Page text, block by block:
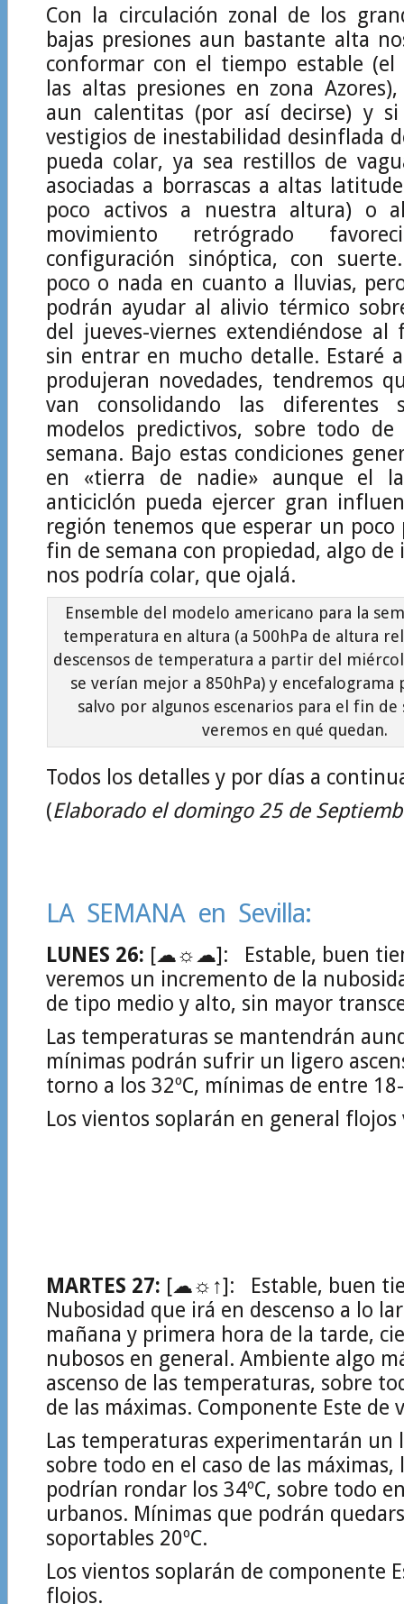
Con la circulación zonal de los
bajas presiones aun bastante alta
conformar con el tiempo estable (el
las altas presiones en zona
aun calentitas (por así decirse) y
vestigios de inestabilidad desinflada
pueda colar, ya sea restillos de
asociadas a borrascas a altas
poco activos a nuestra altura) o
movimiento retrógrado
configuración sinóptica, con
poco o nada en cuanto a lluvias,
podrán ayudar al alivio térmico
del jueves-viernes extendiéndose al
sin entrar en mucho detalle. Estaré
produjeran novedades, tendremos
van consolidando las diferentes
modelos predictivos, sobre todo
semana. Bajo estas condiciones
en «tierra de nadie» aunque el
anticiclón pueda ejercer gran
región tenemos que esperar un poco
fin de semana con propiedad, algo de
nos podría colar, que ojalá.
Ensemble del modelo americano para la
temperatura en altura (a 500hPa de altura
descensos de temperatura a partir del
se verían mejor a 850hPa) y encefalograma
salvo por algunos escenarios para el fin de
veremos en qué quedan.
Todos los detalles y por días a
(Elaborado el domingo 25 de
LA SEMANA en Sevilla:
LUNES 26: [☁☼☁]: Estable, buen
veremos un incremento de la
de tipo medio y alto, sin mayor
Las temperaturas se mantendrán
mínimas podrán sufrir un ligero
torno a los 32ºC, mínimas de entre 18-
Los vientos soplarán en general flojos
MARTES 27: [☁☼↑]: Estable, buen
Nubosidad que irá en descenso a lo
mañana y primera hora de la tarde,
nubosos en general. Ambiente algo
ascenso de las temperaturas, sobre
de las máximas. Componente Este de
Las temperaturas experimentarán un
sobre todo en el caso de las máximas,
podrían rondar los 34ºC, sobre todo
urbanos. Mínimas que podrán
soportables 20ºC.
Los vientos soplarán de componente
flojos.